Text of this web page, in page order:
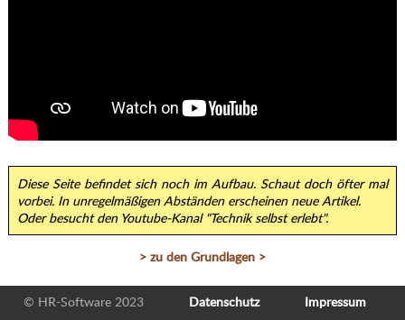
Diese Seite befindet sich noch im Aufbau. Schaut doch öfter mal
vorbei. In unregelmäßigen Abständen erscheinen neue Artikel.
Oder besucht den Youtube-Kanal "Technik selbst erlebt".
> zu den Grundlagen >
© HR-Software 2023 Datenschutz Impressum